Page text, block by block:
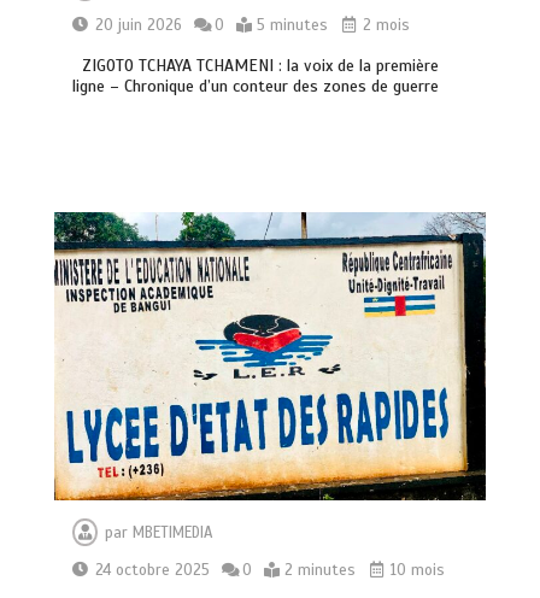
20 juin 2026
0 5 minutes 2 mois
ZIGOTO TCHAYA TCHAMENI : la voix de la première
ligne – Chronique d’un conteur des zones de guerre
par MBETIMEDIA
24 octobre 2025
0 2 minutes 10 mois